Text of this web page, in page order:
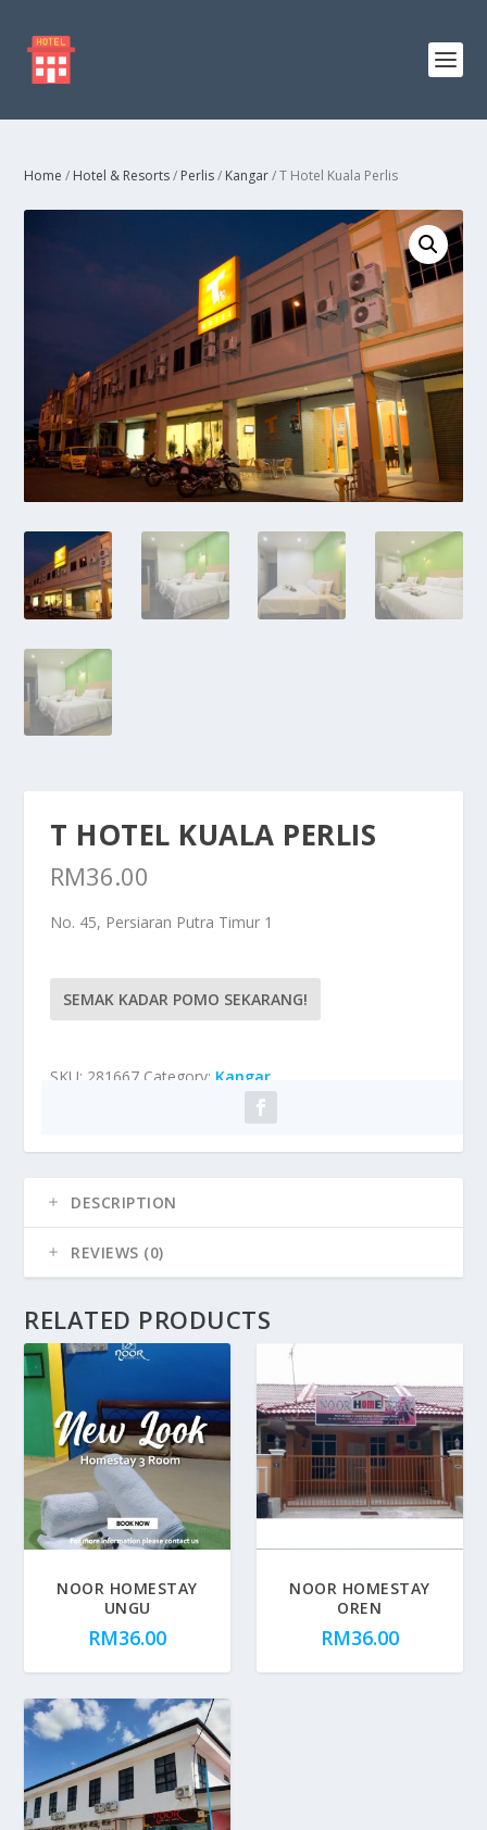
Home / Hotel & Resorts/ Perlis/ Kangar/ T Hotel Kuala Perlis
T HOTEL KUALA PERLIS
RM36.00
No. 45, Persiaran Putra Timur 1
SEMAK KADAR POMO SEKARANG!
SKU: 281667 Category: Kangar
DESCRIPTION
REVIEWS (0)
RELATED PRODUCTS
NOOR HOMESTAY
UNGU
RM36.00
NOOR HOMESTAY
OREN
RM36.00